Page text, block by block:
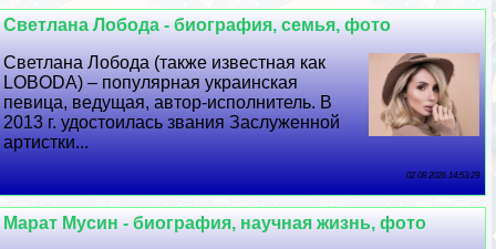
Светлана Лобода - биография, семья, фото
Светлана Лобода (также известная как
LOBODA) – популярная украинская
певица, ведущая, автор-исполнитель. В
2013 г. удостоилась звания Заслуженной
артистки...
02 08 2026 14:53:29
Марат Мусин - биография, научная жизнь, фото